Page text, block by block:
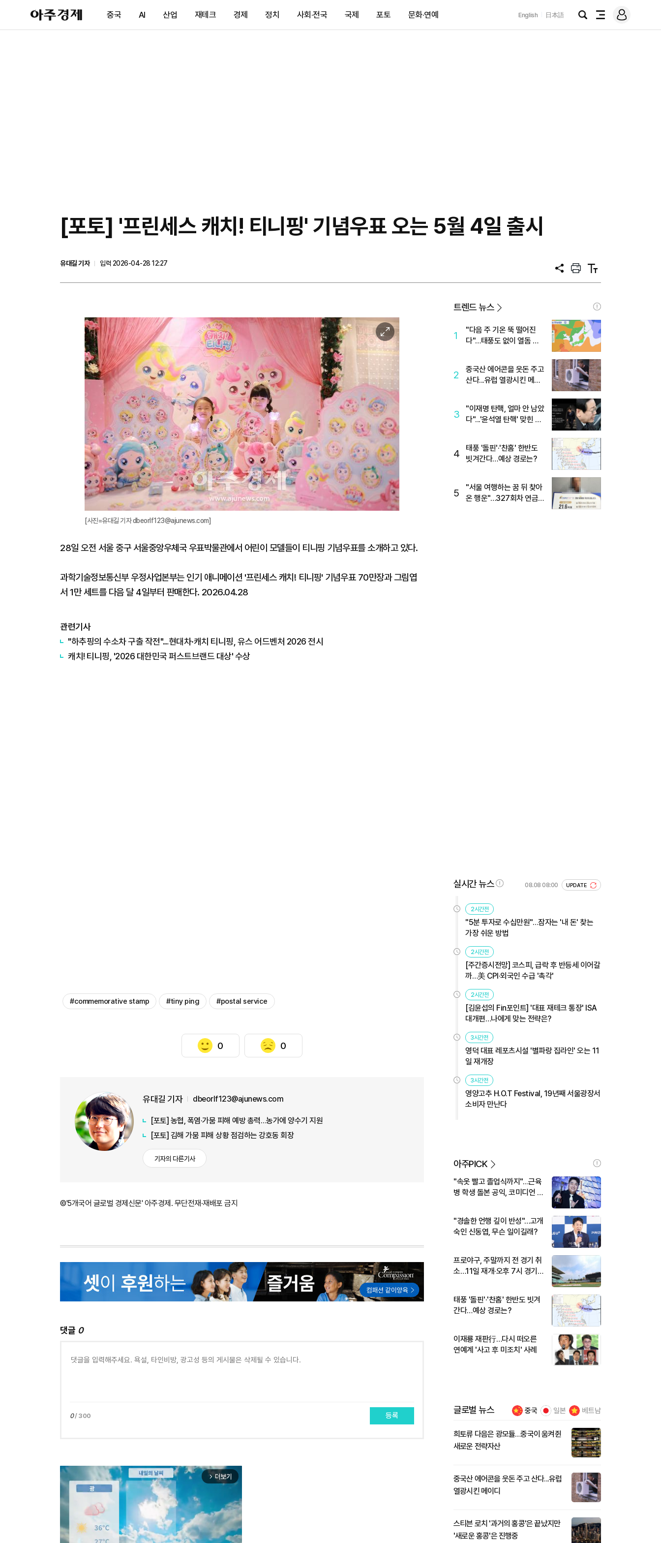
아
주
제
중국 AI 산업 재테크 경제 정치 사회·전국 국제 포토 문화·연예 English 日本語
검
전
메
그
[포토] '프린세스 캐치! 티니핑' 기념우표 오는 5월 4일 출시
유대길 기자
입력 2026-04-28 12:27
공
프
트
텍
트
이
미
지
확
대
[사진=유대길 기자 dbeorlf123@ajunews.com]
28일 오전 서울 중구 서울중앙우체국 우표박물관에서 어린이 모델들이 티니핑 기념우표를 소개하고 있다.
과학기술정보통신부 우정사업본부는 인기 애니메이션 '프린세스 캐치! 티니핑' 기념우표 70만장과 그림엽
서 1만 세트를 다음 달 4일부터 판매한다. 2026.04.28
관련기사
"하추핑의 수소차 구출 작전"…현대차·캐치 티니핑, 유스 어드벤처 2026 전시
캐치! 티니핑, '2026 대한민국 퍼스트브랜드 대상' 수상
#commemorative stamp #tiny ping #postal service
0 0
유대길 기자 dbeorlf123@ajunews.com
[포토] 농협, 폭염·가뭄 피해 예방 총력…농가에 양수기 지원
[포토] 김해 가뭄 피해 상황 점검하는 강호동 회장
기자의 다른기사
©'5개국어 글로벌 경제신문' 아주경제. 무단전재·재배포 금지
댓글 0
0/ 300 등록
arrow_forward_ios 더보기
트렌드 뉴스
1
"다음 주 기온 뚝 떨어진
다"…태풍도 없이 열돔 박
2
중국산 에어콘을 웃돈 주고
산다...유럽 열광시킨 메이
3
"이재명 탄핵, 얼마 안 남았
다"...'윤석열 탄핵' 맞힌 무
4
태풍 '돌핀'·'찬홈' 한반도
빗겨간다…예상 경로는?
5
"서울 여행하는 꿈 뒤 찾아
온 행운"…327회차 연금
실시간 뉴스 08.08 08:00 UPDATE
2시간전
"5분 투자로 수십만원"…잠자는 '내 돈' 찾는
가장 쉬운 방법
2시간전
[주간증시전망] 코스피, 급락 후 반등세 이어갈
까…美 CPI·외국인 수급 '촉각'
2시간전
[김윤섭의 Fin포인트] '대표 재테크 통장' ISA
대개편…나에게 맞는 전략은?
3시간전
영덕 대표 레포츠시설 '별파랑 집라인' 오는 11
일 재개장
3시간전
영양고추 H.O.T Festival, 19년째 서울광장서
소비자 만난다
아주PICK
"속옷 빨고 졸업식까지"…근육
병 학생 돌본 공익, 코미디언 김
"경솔한 언행 깊이 반성"…고개
숙인 신동엽, 무슨 일이길래?
프로야구, 주말까지 전 경기 취
소…11일 재개·오후 7시 경기
태풍 '돌핀'·'찬홈' 한반도 빗겨
간다…예상 경로는?
이재룡 재판行…다시 떠오른
연예계 '사고 후 미조치' 사례
글로벌 뉴스 중국 일본 베트남
희토류 다음은 광모듈…중국이 움켜쥔
새로운 전략자산
중국산 에어콘을 웃돈 주고 산다...유럽
열광시킨 메이디
스티븐 로치 '과거의 홍콩'은 끝났지만
'새로운 홍콩'은 진행중